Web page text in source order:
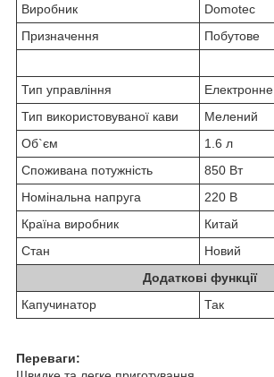
Виробник
Domotec
Призначення
Побутове
Тип управління
Електронне
Тип використовуваної кави
Мелений
Об`єм
1.6 л
Споживана потужність
850 Вт
Номінальна напруга
220 В
Країна виробник
Китай
Стан
Новий
Додаткові функції
Капучинатор
Так
Переваги: